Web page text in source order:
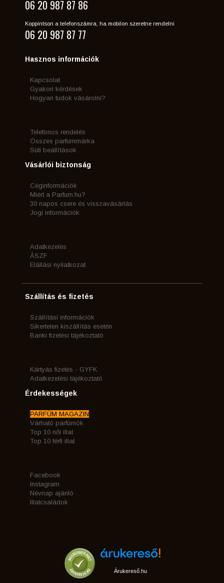
06 20 987 87 86
Koppintson a telefonszámra, ha mobilon szeretne rendelni
06 20 987 87 77
Hasznos információk
Kapcsolat
Gyakori kérdések
Hogyan tudok vásárolni?
Telefonos rendelés
Összes parfummárka
Süti beállítások
Vásárlói biztonság
Céginformációk
Miért a Parfum.hu?
30 napos csere és visszavásárlás
Jogi információk
Adatkezelés
ÁSZF
Elállási nyilatkozat
Szállítás és fizetés
Szállítási információk
Sikertelen kiszállítás esetén
Banki fizetési tájékoztató
Kártyás fizetés - GYFK
Adatkezelési tájékoztató
Érdekességek
PARFÜM MAGAZIN
Várható parfümök
Top 10 női illat
Top 10 férfi illat
Facebook
Instagram
Névnap ajánló
Illatcsaládok
Árukereső.hu